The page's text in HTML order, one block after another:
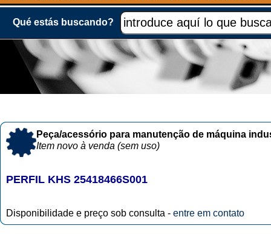
Qué estás buscando?
Peça/acessório para manutenção de máquina
Item novo à venda (sem uso)
PERFIL KHS 25418466S001
Disponibilidade e preço sob consulta - entre em contato